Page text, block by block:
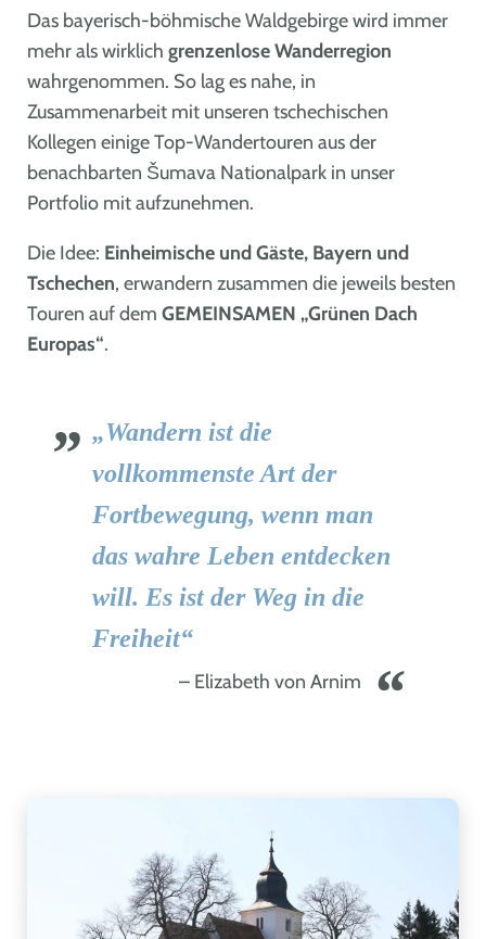
Das bayerisch-böhmische Waldgebirge wird immer
mehr als wirklich grenzenlose Wanderregion
wahrgenommen. So lag es nahe, in
Zusammenarbeit mit unseren tschechischen
Kollegen einige Top-Wandertouren aus der
benachbarten Šumava Nationalpark in unser
Portfolio mit aufzunehmen.
Die Idee: Einheimische und Gäste, Bayern und
Tschechen, erwandern zusammen die jeweils besten
Touren auf dem GEMEINSAMEN „Grünen Dach
Europas“.
„Wandern ist die
vollkommenste Art der
Fortbewegung, wenn man
das wahre Leben entdecken
will. Es ist der Weg in die
Freiheit“
Elizabeth von Arnim